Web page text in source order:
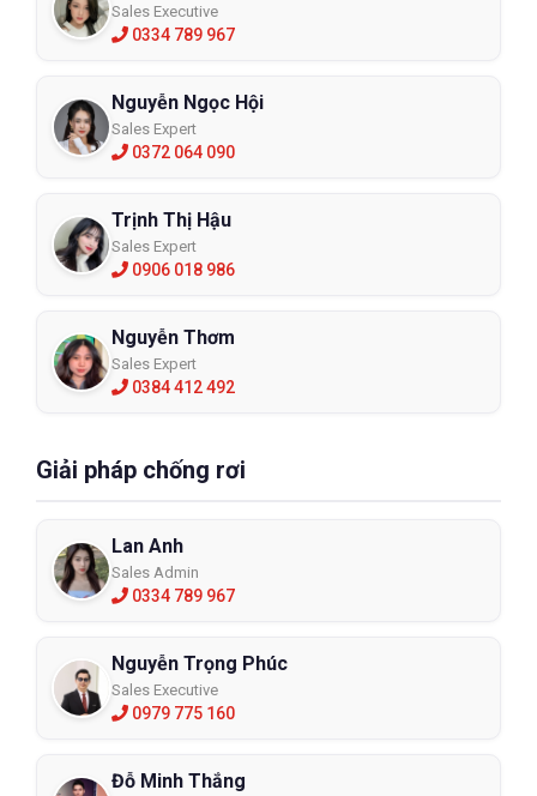
Sales Executive
0334 789 967
Nguyễn Ngọc Hội
Sales Expert
0372 064 090
Trịnh Thị Hậu
Sales Expert
0906 018 986
Nguyễn Thơm
Sales Expert
0384 412 492
Giải pháp chống rơi
Lan Anh
Sales Admin
0334 789 967
Nguyễn Trọng Phúc
Sales Executive
0979 775 160
Đỗ Minh Thắng